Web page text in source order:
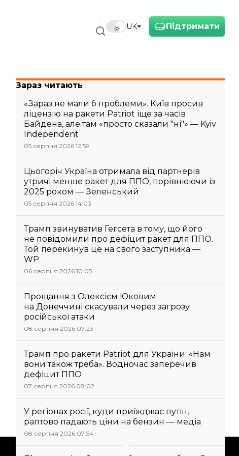
Підтримати
UK
Зараз читають
«Зараз не мали б проблеми». Київ просив
ліцензію на ракети Patriot іще за часів
Байдена, але там «просто сказали "ні"» — Kyiv
Independent
05 серпня 2026 12:59
Цьогоріч Україна отримала від партнерів
утричі менше ракет для ППО, порівнюючи із
2025 роком — Зеленський
05 серпня 2026 14:03
Трамп звинуватив Гегсета в тому, що його
не повідомили про дефіцит ракет для ППО.
Той перекинув це на свого заступника —
WP
06 серпня 2026 10:05
Прощання з Олексієм Юковим
на Донеччині скасували через загрозу
російської атаки
08 серпня 2026 07:23
Трамп про ракети Patriot для України: «Нам
вони також треба». Водночас заперечив
дефіцит ППО
07 серпня 2026 08:02
У регіонах росії, куди приїжджає путін,
раптово падають ціни на бензин — медіа
08 серпня 2026 07:54